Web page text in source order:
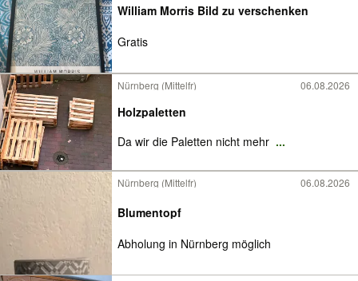
William Morris Bild zu verschenken
Gratis
Nürnberg (Mittelfr) 06.08.2026
Holzpaletten
Da wir die Paletten nicht mehr ...
Nürnberg (Mittelfr) 06.08.2026
Blumentopf
Abholung in Nürnberg möglich